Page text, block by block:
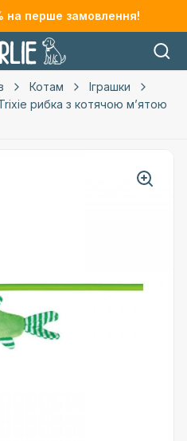
на перше замовлення!
Котам
Іграшки
рибка з котячою мʼятою